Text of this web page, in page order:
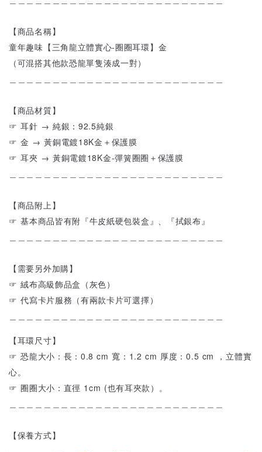
【商品名稱】
童年趣味【三角龍立體實心-圈圈耳環】金
（可混搭其他款恐龍單隻湊成一對）
【商品材質】
☞ 耳針 → 純銀：92.5純銀
☞ 金 → 黃銅電鍍18K金＋保護膜
☞ 耳夾 → 黃銅電鍍18K金-彈簧圈圈＋保護膜
【商品附上】
☞ 基本商品皆有附『牛皮紙硬包裝盒』、『拭銀布』
【需要另外加購】
☞ 絨布高級飾品盒（灰色）
☞ 代寫卡片服務（有兩款卡片可選擇）
【耳環尺寸】
☞ 恐龍大小：長：0.8 cm 寬：1.2 cm 厚度：0.5 cm ，立體實
心。
☞ 圈圈大小：直徑 1cm (也有耳夾款）。
【保養方式】